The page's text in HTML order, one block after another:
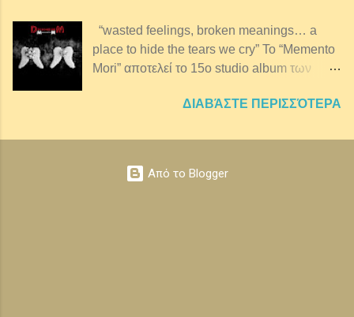
ΜΑΖΙ είναι ένα αναπάντεχο και τολμηρό
κράμα διαφορετικών μουσικών ειδών.
Στοιχεία ρεμπέτικου, ντραμς 808,
ηλεκτρονικός πειραματισμός και tribal
Ένα love story ή μια ιστορία για τις ψυχές
“wasted feelings, broken meanings… a
place to hide the tears we cry” Το “Memento
Mori” αποτελεί το 15ο studio album των
Andrew “Fletch” Fletcher, ο οποίος
Ford, με επιπλέον παραγωγή της Marta
Salogni, η δισκογραφική αυτή δουλειά
δημιουργήθηκε στα πρώτα στάδια της
ΔΙΑΒΆΣΤΕ ΠΕΡΙΣΣΌΤΕΡΑ
Από το Blogger